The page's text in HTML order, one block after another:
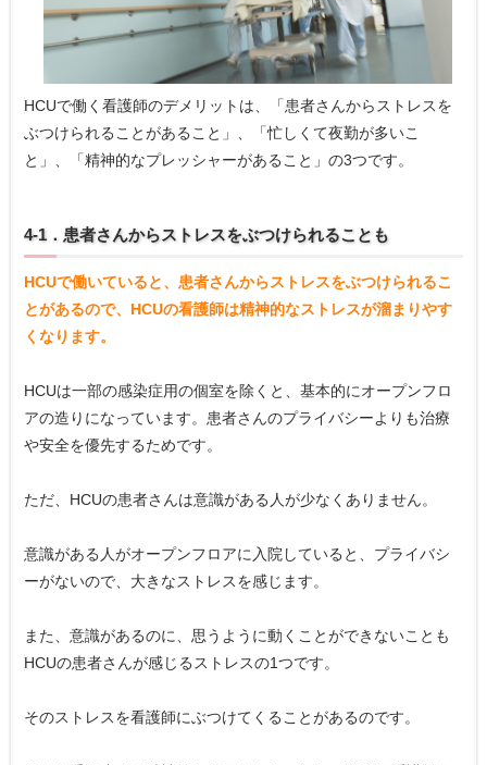
HCUで働く看護師のデメリットは、「患者さんからストレスを
ぶつけられることがあること」、「忙しくて夜勤が多いこ
と」、「精神的なプレッシャーがあること」の3つです。
4-1．患者さんからストレスをぶつけられることも
HCUで働いていると、患者さんからストレスをぶつけられるこ
とがあるので、HCUの看護師は精神的なストレスが溜まりやす
くなります。
HCUは一部の感染症用の個室を除くと、基本的にオープンフロ
アの造りになっています。患者さんのプライバシーよりも治療
や安全を優先するためです。
ただ、HCUの患者さんは意識がある人が少なくありません。
意識がある人がオープンフロアに入院していると、プライバシ
ーがないので、大きなストレスを感じます。
また、意識があるのに、思うように動くことができないことも
HCUの患者さんが感じるストレスの1つです。
そのストレスを看護師にぶつけてくることがあるのです。